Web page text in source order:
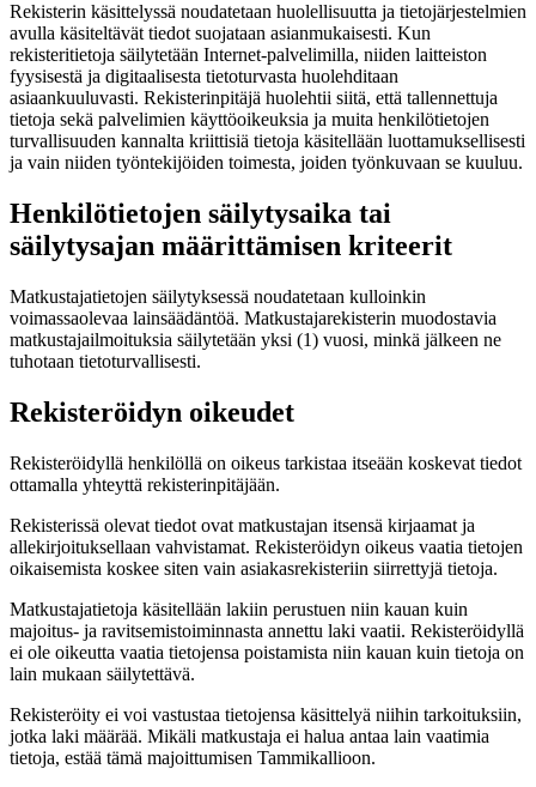
Rekisterin käsittelyssä noudatetaan huolellisuutta ja tietojärjestelmien
avulla käsiteltävät tiedot suojataan asianmukaisesti. Kun
rekisteritietoja säilytetään Internet-palvelimilla, niiden laitteiston
fyysisestä ja digitaalisesta tietoturvasta huolehditaan
asiaankuuluvasti. Rekisterinpitäjä huolehtii siitä, että tallennettuja
tietoja sekä palvelimien käyttöoikeuksia ja muita henkilötietojen
turvallisuuden kannalta kriittisiä tietoja käsitellään luottamuksellisesti
ja vain niiden työntekijöiden toimesta, joiden työnkuvaan se kuuluu.
Henkilötietojen säilytysaika tai
säilytysajan määrittämisen kriteerit
Matkustajatietojen säilytyksessä noudatetaan kulloinkin
voimassaolevaa lainsäädäntöä. Matkustajarekisterin muodostavia
matkustajailmoituksia säilytetään yksi (1) vuosi, minkä jälkeen ne
tuhotaan tietoturvallisesti.
Rekisteröidyn oikeudet
Rekisteröidyllä henkilöllä on oikeus tarkistaa itseään koskevat tiedot
ottamalla yhteyttä rekisterinpitäjään.
Rekisterissä olevat tiedot ovat matkustajan itsensä kirjaamat ja
allekirjoituksellaan vahvistamat. Rekisteröidyn oikeus vaatia tietojen
oikaisemista koskee siten vain asiakasrekisteriin siirrettyjä tietoja.
Matkustajatietoja käsitellään lakiin perustuen niin kauan kuin
majoitus- ja ravitsemistoiminnasta annettu laki vaatii. Rekisteröidyllä
ei ole oikeutta vaatia tietojensa poistamista niin kauan kuin tietoja on
lain mukaan säilytettävä.
Rekisteröity ei voi vastustaa tietojensa käsittelyä niihin tarkoituksiin,
jotka laki määrää. Mikäli matkustaja ei halua antaa lain vaatimia
tietoja, estää tämä majoittumisen Tammikallioon.